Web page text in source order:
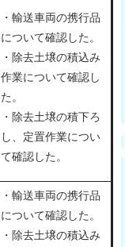
・輸送車両の携行品
について確認した。
・除去土壌の積込み
作業について確認し
た。
・除去土壌の積下ろ
し、定置作業につい
て確認した。
・輸送車両の携行品
について確認した。
・除去土壌の積込み